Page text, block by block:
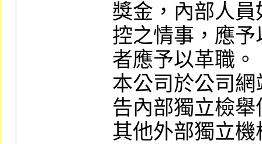
獎金，內部人
控之情事，應
者應予以革職。
本公司於公司
告內部獨立檢
其他外部獨立